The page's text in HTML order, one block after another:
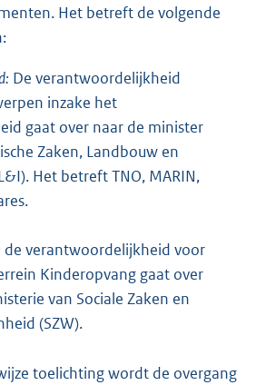
Het betreft de volgende
De verantwoordelijkheid
inzake het
gaat over naar de minister
Zaken, Landbouw en
Het betreft TNO, MARIN,
de verantwoordelijkheid voor
Kinderopvang gaat over
van Sociale Zaken en
(SZW).
toelichting wordt de overgang